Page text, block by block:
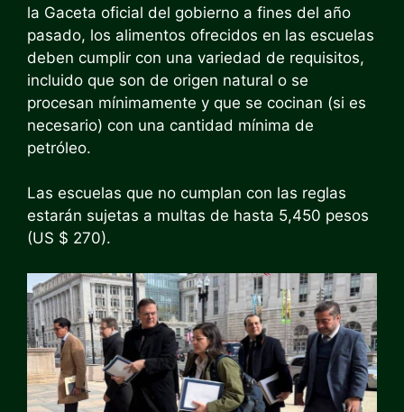
la Gaceta oficial del gobierno a fines del año
pasado, los alimentos ofrecidos en las escuelas
deben cumplir con una variedad de requisitos,
incluido que son de origen natural o se
procesan mínimamente y que se cocinan (si es
necesario) con una cantidad mínima de
petróleo.
Las escuelas que no cumplan con las reglas
estarán sujetas a multas de hasta 5,450 pesos
(US $ 270).